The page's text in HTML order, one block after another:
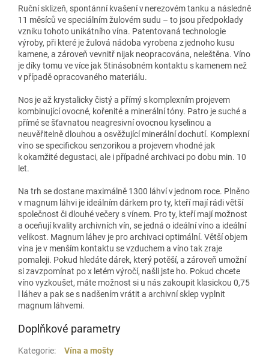
Ruční sklizeň, spontánní kvašení v nerezovém tanku a následně
11 měsíců ve speciálním žulovém sudu – to jsou předpoklady
vzniku tohoto unikátního vína. Patentovaná technologie
výroby, při které je žulová nádoba vyrobena z jednoho kusu
kamene, a zároveň vevnitř nijak neopracována, neleštěna. Víno
je díky tomu ve více jak 5tinásobném kontaktu s kamenem než
v případě opracovaného materiálu.
Nos je až krystalicky čistý a přímý s komplexním projevem
kombinující ovocné, kořenité a minerální tóny. Patro je suché a
přímé se šťavnatou neagresivní ovocnou kyselinou a
neuvěřitelně dlouhou a osvěžující minerální dochutí. Komplexní
víno se specifickou senzorikou a projevem vhodné jak
k okamžité degustaci, ale i případné archivaci po dobu min. 10
let.
Na trh se dostane maximálně 1300 láhví v jednom roce. Plněno
v magnum láhvi je ideálním dárkem pro ty, kteří mají rádi větší
společnost či dlouhé večery s vínem. Pro ty, kteří mají možnost
a oceňují kvality archivních vín, se jedná o ideální víno a ideální
velikost. Magnum láhev je pro archivaci optimální. Větší objem
vína je v menším kontaktu se vzduchem a víno tak zraje
pomaleji. Pokud hledáte dárek, který potěší, a zároveň umožní
si zavzpomínat po x letém výročí, našli jste ho. Pokud chcete
víno vyzkoušet, máte možnost si u nás zakoupit klasickou 0,75
l láhev a pak se s nadšením vrátit a archivní sklep vyplnit
magnum láhvemi.
Doplňkové parametry
Kategorie:
Vína a mošty